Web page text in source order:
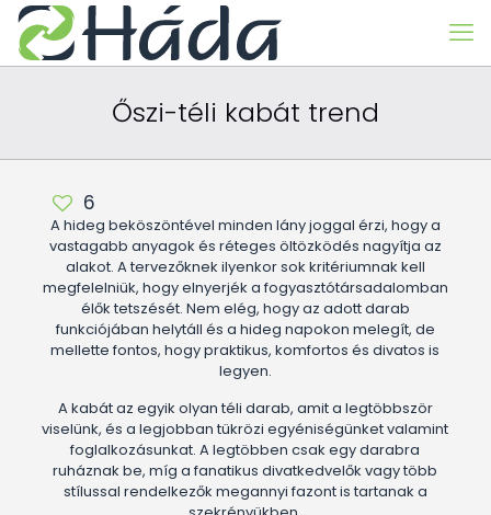
Őszi-téli kabát trend
6
A hideg beköszöntével minden lány joggal érzi, hogy a
vastagabb anyagok és réteges öltözködés nagyítja az
alakot. A tervezőknek ilyenkor sok kritériumnak kell
megfelelniük, hogy elnyerjék a fogyasztótársadalomban
élők tetszését. Nem elég, hogy az adott darab
funkciójában helytáll és a hideg napokon melegít, de
mellette fontos, hogy praktikus, komfortos és divatos is
legyen.
A kabát az egyik olyan téli darab, amit a legtöbbször
viselünk, és a legjobban tükrözi egyéniségünket valamint
foglalkozásunkat. A legtöbben csak egy darabra
ruháznak be, míg a fanatikus divatkedvelők vagy több
stílussal rendelkezők megannyi fazont is tartanak a